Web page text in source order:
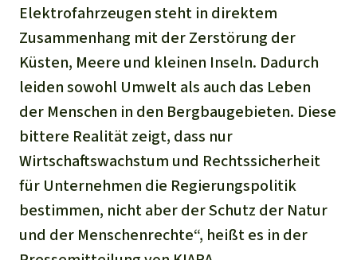
Elektrofahrzeugen steht in direktem
Zusammenhang mit der Zerstörung der
Küsten, Meere und kleinen Inseln. Dadurch
leiden sowohl Umwelt als auch das Leben
der Menschen in den Bergbaugebieten. Diese
bittere Realität zeigt, dass nur
Wirtschaftswachstum und Rechtssicherheit
für Unternehmen die Regierungspolitik
bestimmen, nicht aber der Schutz der Natur
und der Menschenrechte“, heißt es in der